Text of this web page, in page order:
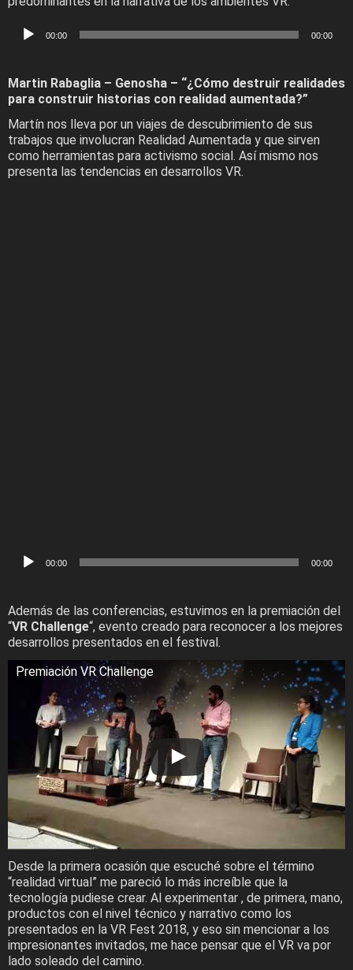
Audio
Player
00:00 00:00
Martin Rabaglia – Genosha – “¿Cómo destruir realidades
para construir historias con realidad aumentada?”
Martín nos lleva por un viajes de descubrimiento de sus
trabajos que involucran Realidad Aumentada y que sirven
como herramientas para activismo social. Así mismo nos
presenta las tendencias en desarrollos VR.
Audio
Player
00:00 00:00
Además de las conferencias, estuvimos en la premiación del
“VR Challenge“, evento creado para reconocer a los mejores
desarrollos presentados en el festival.
Premiación VR Challenge
Desde la primera ocasión que escuché sobre el término
“realidad virtual” me pareció lo más increíble que la
tecnología pudiese crear. Al experimentar , de primera, mano,
productos con el nivel técnico y narrativo como los
presentados en la VR Fest 2018, y eso sin mencionar a los
impresionantes invitados, me hace pensar que el VR va por
lado soleado del camino.